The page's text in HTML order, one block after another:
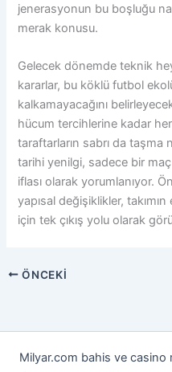
jenerasyonun bu boşluğu
merak konusu.
Gelecek dönemde teknik
kararlar, bu köklü futbol
kalkamayacağını
hücum tercihlerine kadar her
taraftarların sabrı da taşma
tarihi yenilgi, sadece bir
iflası olarak yorumlanıyor.
yapısal değişiklikler,
için tek çıkış yolu olarak
ÖNCEKI
Milyar.com bahis ve casino